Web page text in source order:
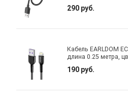
290 руб.
Кабель EARLDOM
длина 0.25 метра,
190 руб.